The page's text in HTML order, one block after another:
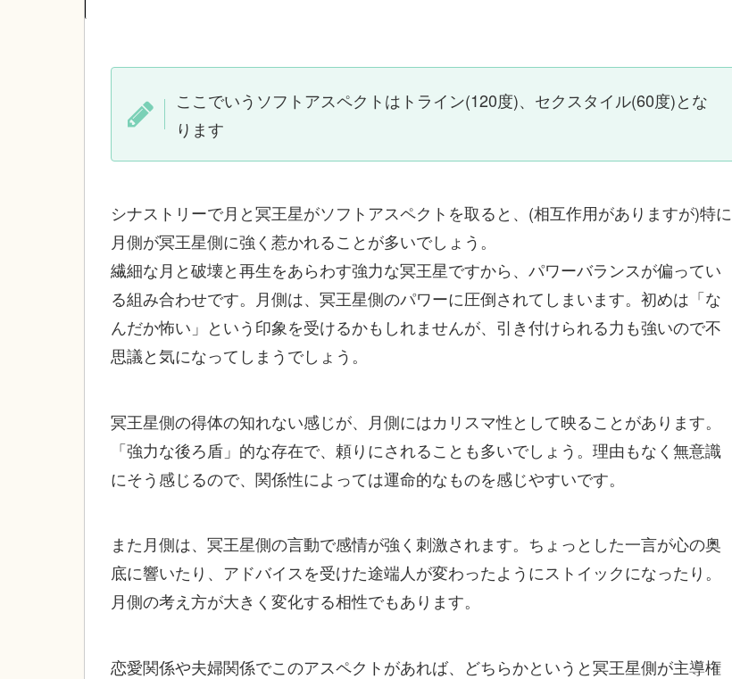
ここでいうソフトアスペクトはトライン(120度)、セクスタイル(60度)とな
ります
シナストリーで月と冥王星がソフトアスペクトを取ると、(相互作用がありますが)特に
月側が冥王星側に強く惹かれることが多いでしょう。
繊細な月と破壊と再生をあらわす強力な冥王星ですから、パワーバランスが偏ってい
る組み合わせです。月側は、冥王星側のパワーに圧倒されてしまいます。初めは「な
んだか怖い」という印象を受けるかもしれませんが、引き付けられる力も強いので不
思議と気になってしまうでしょう。
冥王星側の得体の知れない感じが、月側にはカリスマ性として映ることがあります。
「強力な後ろ盾」的な存在で、頼りにされることも多いでしょう。理由もなく無意識
にそう感じるので、関係性によっては運命的なものを感じやすいです。
また月側は、冥王星側の言動で感情が強く刺激されます。ちょっとした一言が心の奥
底に響いたり、アドバイスを受けた途端人が変わったようにストイックになったり。
月側の考え方が大きく変化する相性でもあります。
恋愛関係や夫婦関係でこのアスペクトがあれば、どちらかというと冥王星側が主導権